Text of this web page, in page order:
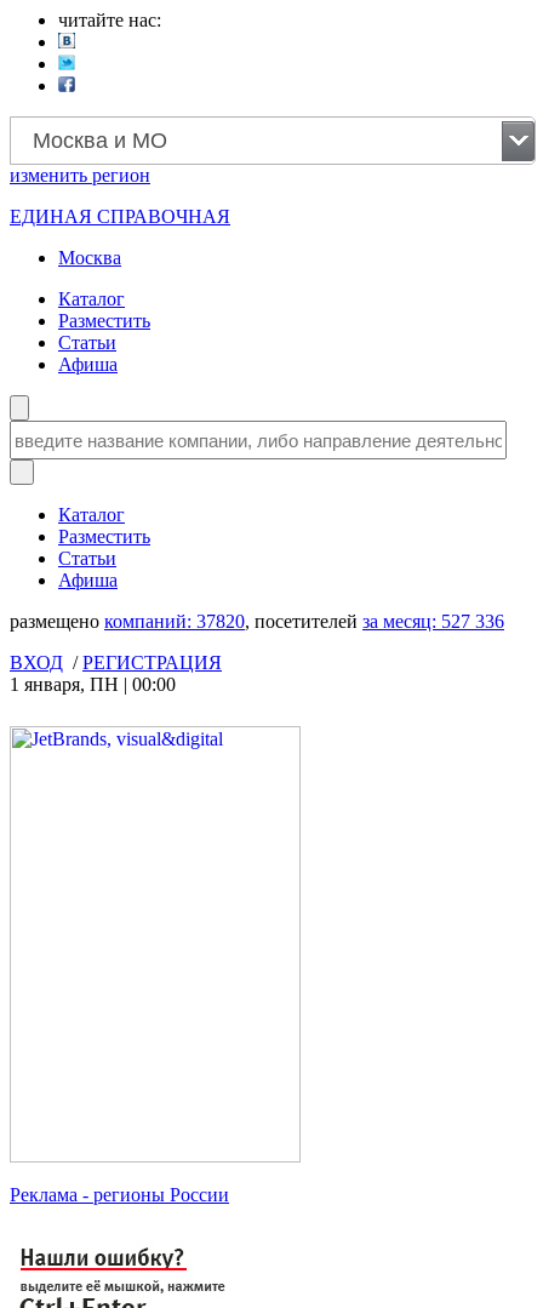
читайте нас:
Москва и МО
изменить регион
ЕДИНАЯ СПРАВОЧНАЯ
Москва
Каталог
Разместить
Статьи
Афиша
Каталог
Разместить
Статьи
Афиша
размещено компаний: 37820, посетителей за месяц: 527 336
ВХОД /РЕГИСТРАЦИЯ
1 января, ПН | 00:00
Реклама - регионы России